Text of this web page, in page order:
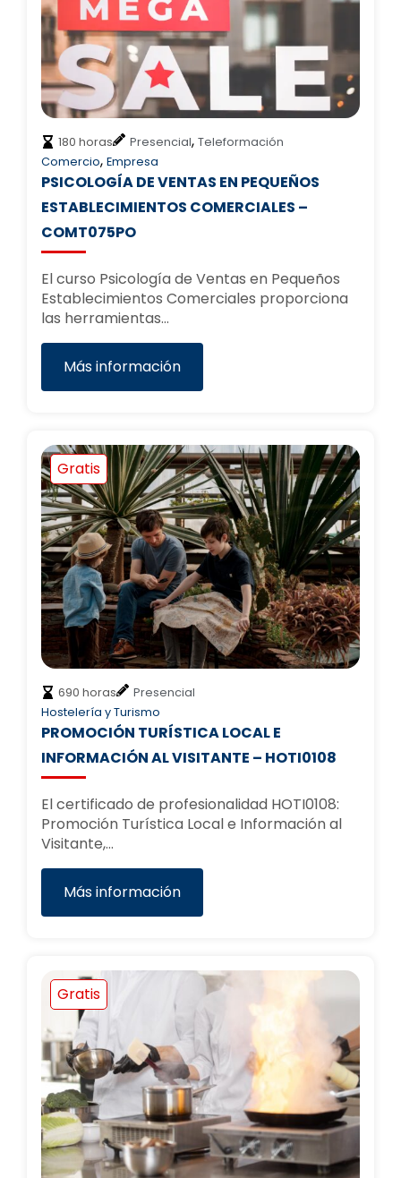
180 horas Presencial, Teleformación
Comercio, Empresa
PSICOLOGÍA DE VENTAS EN PEQUEÑOS
ESTABLECIMIENTOS COMERCIALES –
COMT075PO
El curso Psicología de Ventas en Pequeños
Establecimientos Comerciales proporciona
las herramientas…
Más información
Gratis
690 horas
Presencial
Hostelería y Turismo
PROMOCIÓN TURÍSTICA LOCAL E
INFORMACIÓN AL VISITANTE – HOTI0108
El certificado de profesionalidad HOTI0108:
Promoción Turística Local e Información al
Visitante,…
Más información
Gratis